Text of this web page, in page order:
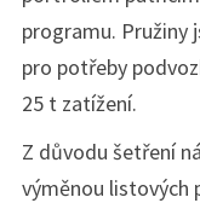
programu. Pružiny
pro potřeby
25 t zatížení.
Z důvodu šetření
výměnou listových